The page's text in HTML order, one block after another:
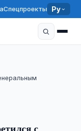
Спецпроекты Ру